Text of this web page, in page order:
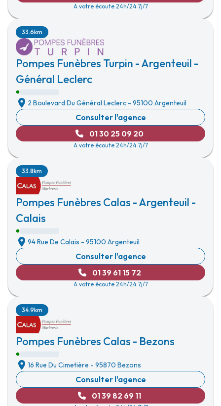
A votre écoute 24h/24 7j/7
Pompes Funèbres Turpin - Argenteuil -
Général Leclerc
33.6km
2 Boulevard Du Général Leclerc - 95100 Argenteuil
Consulter l'agence
01 30 25 09 20
A votre écoute 24h/24 7j/7
Pompes Funèbres Calas - Argenteuil -
Calais
33.8km
94 Rue De Calais - 95100 Argenteuil
Consulter l'agence
01 39 61 15 72
A votre écoute 24h/24 7j/7
Pompes Funèbres Calas - Bezons
34.9km
16 Rue Du Cimetière - 95870 Bezons
Consulter l'agence
01 39 82 69 11